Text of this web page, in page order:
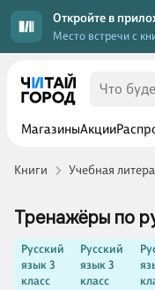
Откройте в
Место встречи с
МагазиныАкции
Книги Учебная
Тренажёры по
Русский
язык 3
класс
Русский
язык 3
класс